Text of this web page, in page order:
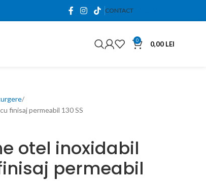
CONTACT0765.663.761
0 0,00 LEI
finisaj permeabil 130 SS
otel inoxidabil
permeabil